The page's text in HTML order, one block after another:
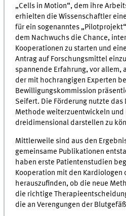
„Cells in Motion“, dem ihre
erhielten die Wissenschaftler
für ein sogenanntes
dem Nachwuchs die Chance,
Kooperationen zu starten und
Antrag auf Forschungsmittel
spannende Erfahrung, vor allem,
der mit hochrangigen Experten
Bewilligungskommission
Seifert. Die Förderung nutzte das
Methode weiterzuentwickeln und
dreidimensional darstellen zu
Mittlerweile sind aus den
gemeinsame Publikationen
haben erste Patientenstudien
Kooperation mit den
herauszufinden, ob die neue
die richtige
die an Verengungen der